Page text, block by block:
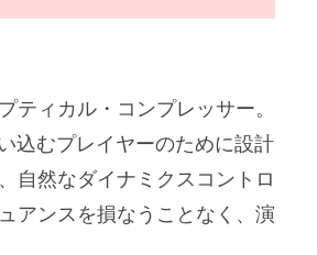
ティカル・コンプレッサー。
込むプレイヤーのために設計
自然なダイナミクスコントロ
アンスを損なうことなく、演